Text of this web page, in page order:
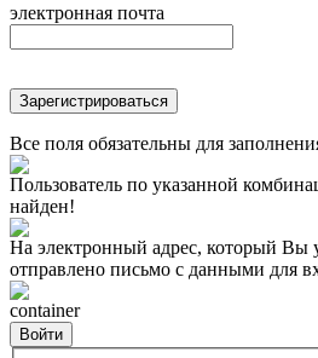
электронная почта
Зарегистрироваться
Все поля обязательны для
Пользователь по указанной
найден!
На электронный адрес, который Вы
отправлено письмо с данными для
container
Войти